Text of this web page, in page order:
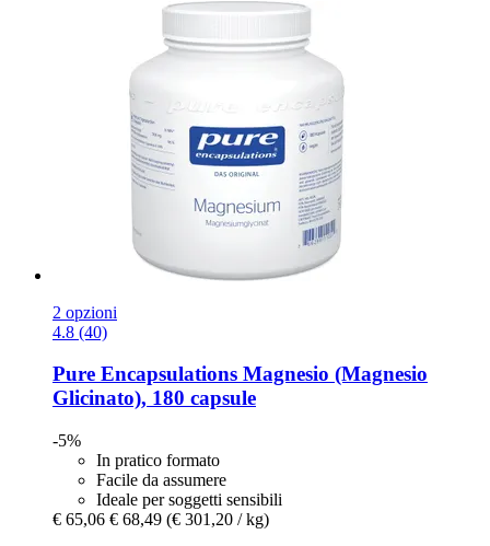
2 opzioni
4.8 (40)
Pure Encapsulations Magnesio (Magnesio
Glicinato), 180 capsule
-5%
In pratico formato
Facile da assumere
Ideale per soggetti sensibili
€ 65,06 € 68,49 (€ 301,20 / kg)